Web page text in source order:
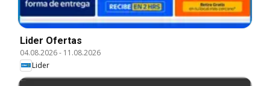
Lider Ofertas
04.08.2026- 11.08.2026
Lider